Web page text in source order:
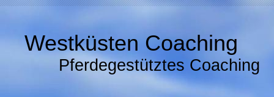
Westküsten Coaching
Pferdegestütztes Coaching